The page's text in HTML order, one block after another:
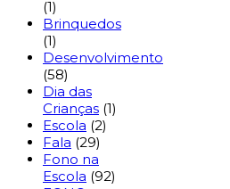
(1)
Brinquedos
(1)
Desenvolvimento
(58)
Dia das
Crianças (1)
Escola (2)
Fala (29)
Fono na
Escola (92)